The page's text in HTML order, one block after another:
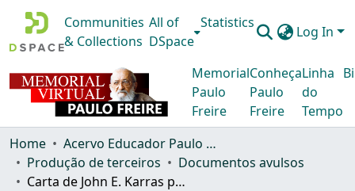
Communities
& Collections
All of
DSpace
Statistics
Log In
Memorial
Paulo
Freire
Conheça
Paulo
Freire
Linha
do
Tempo
Home
Acervo Educador Paulo Freire
Produção de terceiros
Documentos avulsos
Carta de John E. Karras para Paulo Freire